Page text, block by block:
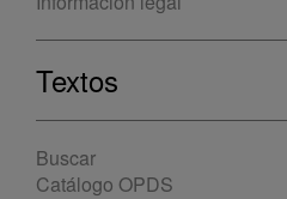
Textos
Buscar
Catálogo OPDS